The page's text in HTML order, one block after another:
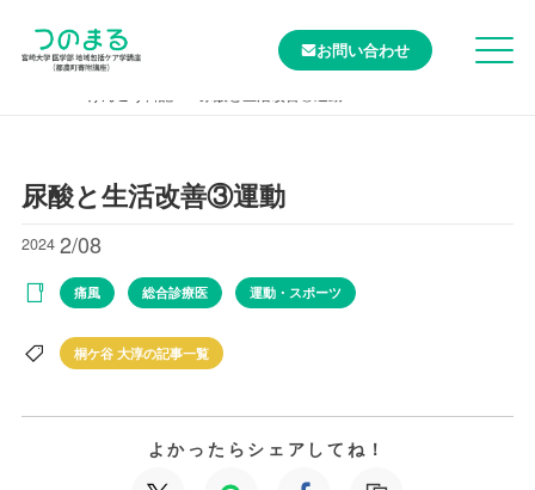
お問い合わせ
尿酸と生活改善③運動
2024 2/08
痛風 総合診療医 運動・スポーツ
桐ケ谷 大淳の記事一覧
よかったらシェアしてね！